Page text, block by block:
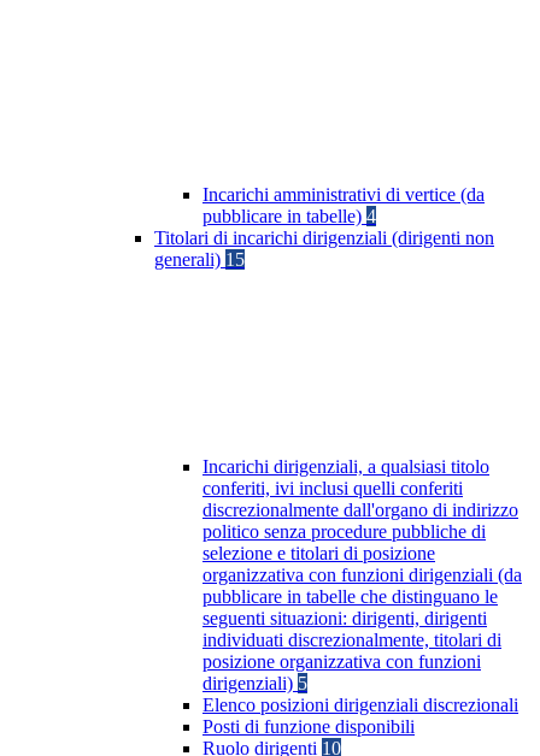
Incarichi amministrativi di vertice (da
pubblicare in tabelle) 4
Titolari di incarichi dirigenziali (dirigenti non
generali) 15
Incarichi dirigenziali, a qualsiasi titolo
conferiti, ivi inclusi quelli conferiti
discrezionalmente dall'organo di indirizzo
politico senza procedure pubbliche di
selezione e titolari di posizione
organizzativa con funzioni dirigenziali (da
pubblicare in tabelle che distinguano le
seguenti situazioni: dirigenti, dirigenti
individuati discrezionalmente, titolari di
posizione organizzativa con funzioni
dirigenziali) 5
Elenco posizioni dirigenziali discrezionali
Posti di funzione disponibili
Ruolo dirigenti 10